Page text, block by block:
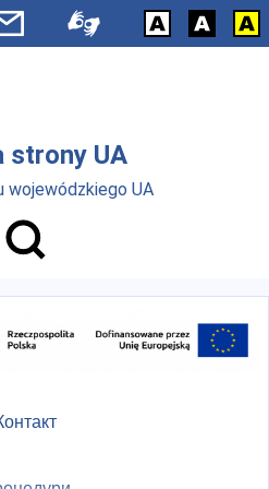
strony UA
wojewódzkiego UA